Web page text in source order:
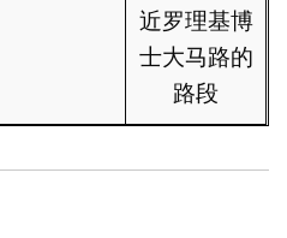
近罗理基博
士大马路的
路段